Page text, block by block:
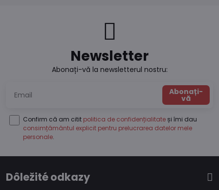
Newsletter
Abonați-vă la newsletterul nostru:
Abonați-
vă
Confirm că am citit politica de confidențialitate și îmi dau
consimțământul explicit pentru prelucrarea datelor mele
personale.
Dôležité odkazy